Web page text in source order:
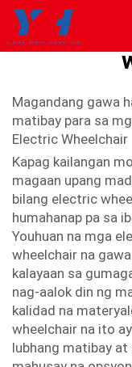
Magandang gawa
matibay para sa
Electric Wheelchair
Kapag kailangan
magaan upang
bilang electric
humahanap pa sa
Youhuan na mga
wheelchair na
kalayaan sa
nag-aalok din ng
kalidad na
wheelchair na ito
lubhang matibay at